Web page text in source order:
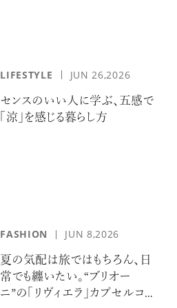
LIFESTYLE JUN 26,2026
センスのいい人に学ぶ、五感で
「涼」を感じる暮らし方
FASHION JUN 8,2026
夏の気配は旅ではもちろん、日
常でも纏いたい。“ブリオー
ニ”の「リヴィエラ」カプセルコレ